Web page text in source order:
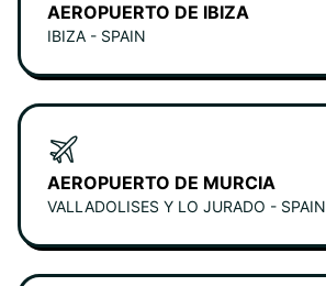
AEROPUERTO DE IBIZA
IBIZA - SPAIN
AEROPUERTO DE MURCIA
VALLADOLISES Y LO JURADO - SPAIN